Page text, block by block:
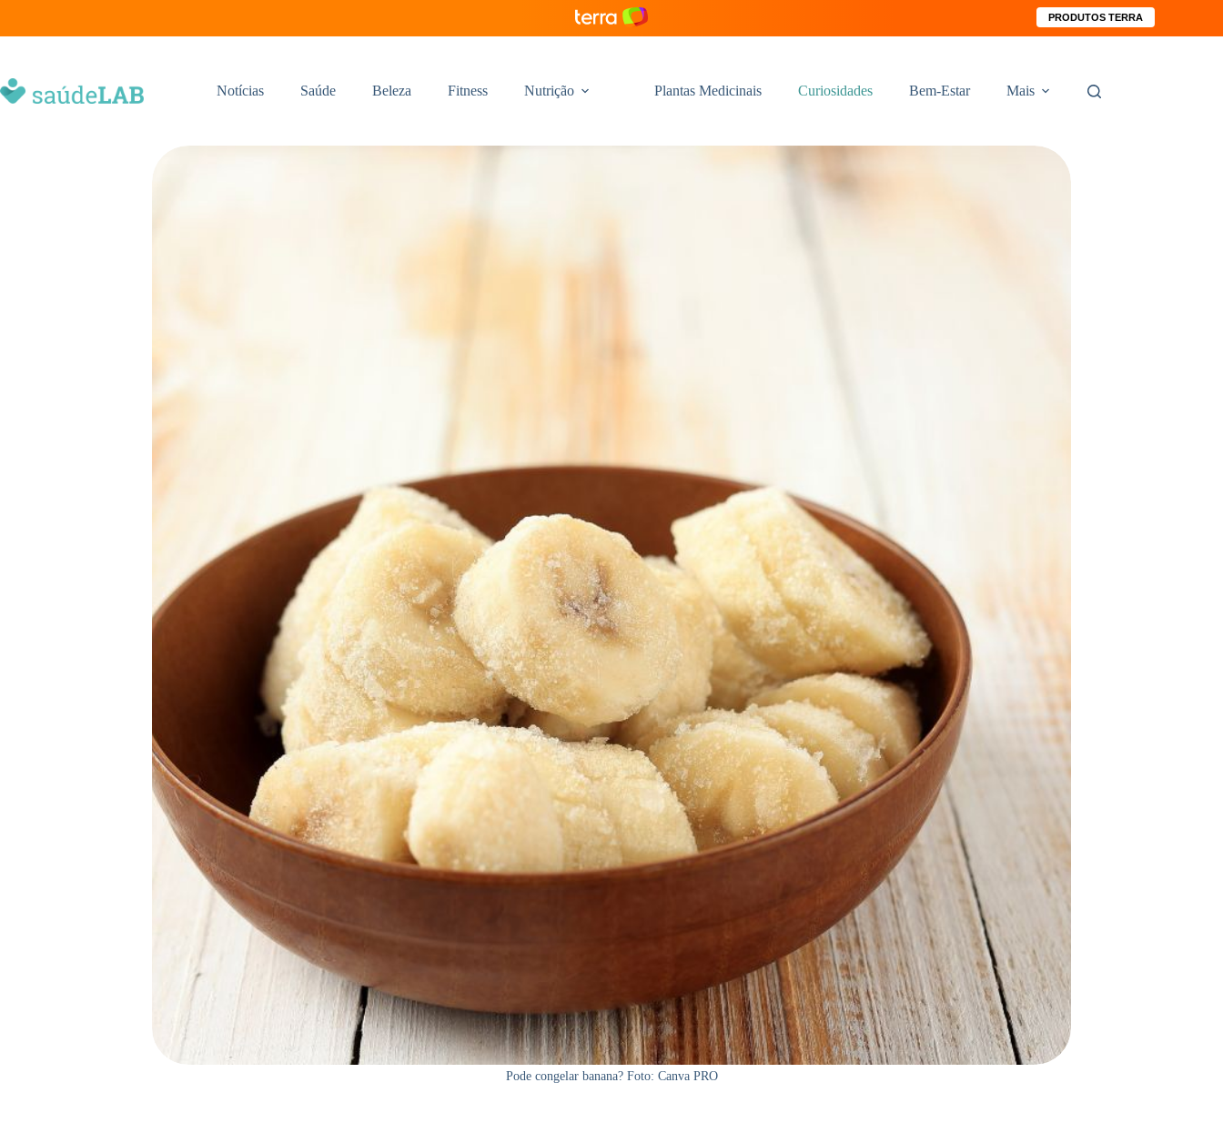
PRODUTOS TERRA
Notícias Saúde Beleza Fitness Nutrição Plantas Medicinais Curiosidades Bem-Estar Mais
Pode congelar banana? Foto: Canva PRO